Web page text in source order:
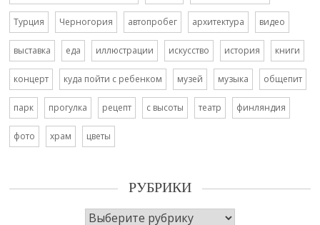
Турция Черногория автопробег архитектура видео
выставка еда иллюстрации искусство история книги
концерт куда пойти с ребенком музей музыка общепит
парк прогулка рецепт с высоты театр финляндия
фото храм цветы
РУБРИКИ
Рубрики